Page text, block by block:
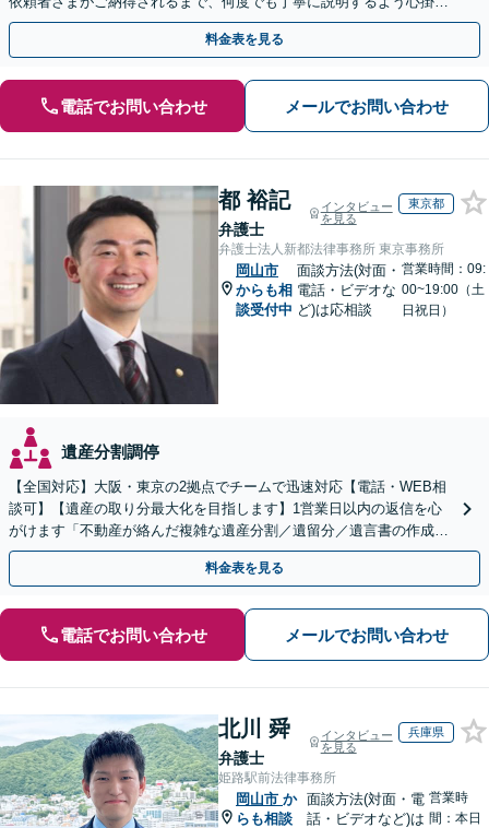
ています【土日祝／夜間対応可】【当日／電話相談可】
料金表を見る
電話でお問い合わせ メールでお問い合わせ
都 裕記
弁護士
インタビュー
を見る
東京都
弁護士法人新都法律事務所 東京事務所
岡山市
からも相
談受付中
面談方法(対面・
電話・ビデオな
ど)は応相談
営業時間：09:
00~19:00（土
日祝日）
遺産分割調停
【全国対応】大阪・東京の2拠点でチームで迅速対応【電話・WEB相
談可】【遺産の取り分最大化を目指します】1営業日以内の返信を心
がけます「不動産が絡んだ複雑な遺産分割／遺留分／遺言書の作成・
執行／事業承継など、お任せください」【休日相談あり】
料金表を見る
電話でお問い合わせ メールでお問い合わせ
北川 舜
弁護士
インタビュー
を見る
兵庫県
姫路駅前法律事務所
岡山市 か
らも相談
面談方法(対面・電
話・ビデオなど)は
営業時
間：本日